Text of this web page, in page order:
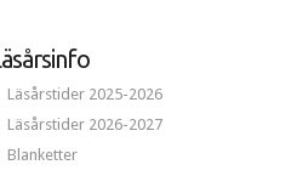
Läsårstider 2025-2026
Läsårstider 2026-2027
Blanketter